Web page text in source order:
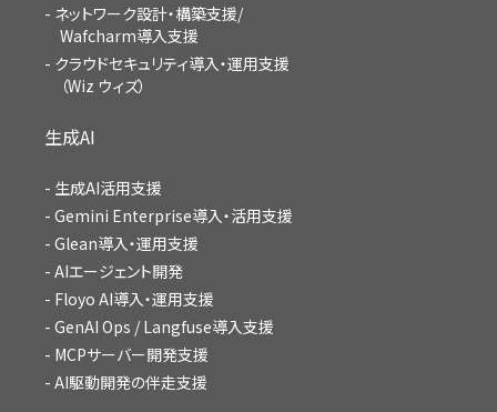
ネットワーク設計・構築支援/
Wafcharm導入支援
クラウドセキュリティ導入・運用支援
（Wiz ウィズ）
生成AI
生成AI活用支援
Gemini Enterprise導入・活用支援
Glean導入・運用支援
AIエージェント開発
Floyo AI導入・運用支援
GenAI Ops / Langfuse導入支援
MCPサーバー開発支援
AI駆動開発の伴走支援